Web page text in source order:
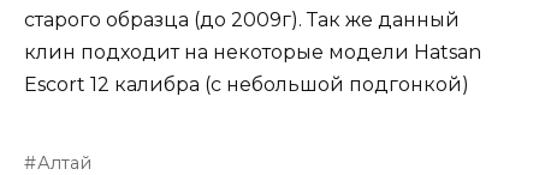
старого образца (до 2009г). Так же данный
клин подходит на некоторые модели Hatsan
Escort 12 калибра (с небольшой подгонкой)
Алтай